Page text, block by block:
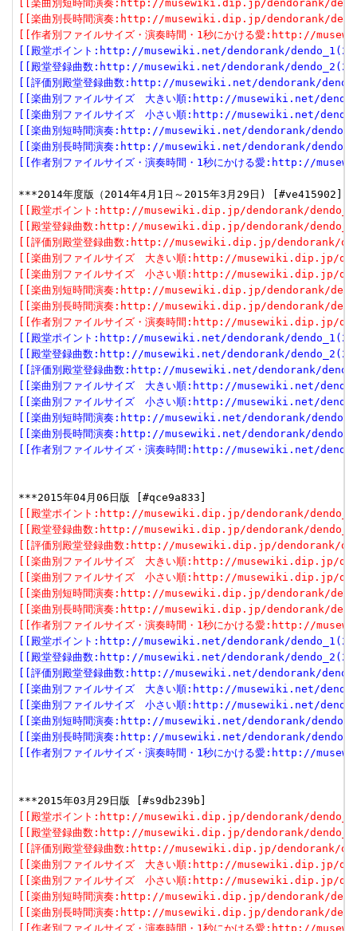
[[楽曲別短時間演奏:http://musewiki.dip.jp/dendorank/
[[楽曲別長時間演奏:http://musewiki.dip.jp/dendorank/
[[作者別ファイルサイズ・演奏時間・1秒にかける愛:http://
[[殿堂ポイント:http://musewiki.net/dendorank/
[[殿堂登録曲数:http://musewiki.net/dendorank/
[[評価別殿堂登録曲数:http://musewiki.net/dendorank/
[[楽曲別ファイルサイズ　大きい順:http://musewiki.net/
[[楽曲別ファイルサイズ　小さい順:http://musewiki.net/
[[楽曲別短時間演奏:http://musewiki.net/dendorank/
[[楽曲別長時間演奏:http://musewiki.net/dendorank/
[[作者別ファイルサイズ・演奏時間・1秒にかける愛:http://
[[殿堂ポイント:http://musewiki.dip.jp/dendorank/
[[殿堂登録曲数:http://musewiki.dip.jp/dendorank/
[[評価別殿堂登録曲数:http://musewiki.dip.jp/dendorank/
[[楽曲別ファイルサイズ　大きい順:http://musewiki.dip.jp/
[[楽曲別ファイルサイズ　小さい順:http://musewiki.dip.jp/
[[楽曲別短時間演奏:http://musewiki.dip.jp/dendorank/
[[楽曲別長時間演奏:http://musewiki.dip.jp/dendorank/
[[作者別ファイルサイズ・演奏時間:http://musewiki.dip.jp/
[[殿堂ポイント:http://musewiki.net/dendorank/
[[殿堂登録曲数:http://musewiki.net/dendorank/
[[評価別殿堂登録曲数:http://musewiki.net/dendorank/
[[楽曲別ファイルサイズ　大きい順:http://musewiki.net/
[[楽曲別ファイルサイズ　小さい順:http://musewiki.net/
[[楽曲別短時間演奏:http://musewiki.net/dendorank/
[[楽曲別長時間演奏:http://musewiki.net/dendorank/
[[作者別ファイルサイズ・演奏時間:http://musewiki.net/
[[殿堂ポイント:http://musewiki.dip.jp/dendorank/
[[殿堂登録曲数:http://musewiki.dip.jp/dendorank/
[[評価別殿堂登録曲数:http://musewiki.dip.jp/dendorank/
[[楽曲別ファイルサイズ　大きい順:http://musewiki.dip.jp/
[[楽曲別ファイルサイズ　小さい順:http://musewiki.dip.jp/
[[楽曲別短時間演奏:http://musewiki.dip.jp/dendorank/
[[楽曲別長時間演奏:http://musewiki.dip.jp/dendorank/
[[作者別ファイルサイズ・演奏時間・1秒にかける愛:http://
[[殿堂ポイント:http://musewiki.net/dendorank/
[[殿堂登録曲数:http://musewiki.net/dendorank/
[[評価別殿堂登録曲数:http://musewiki.net/dendorank/
[[楽曲別ファイルサイズ　大きい順:http://musewiki.net/
[[楽曲別ファイルサイズ　小さい順:http://musewiki.net/
[[楽曲別短時間演奏:http://musewiki.net/dendorank/
[[楽曲別長時間演奏:http://musewiki.net/dendorank/
[[作者別ファイルサイズ・演奏時間・1秒にかける愛:http://
[[殿堂ポイント:http://musewiki.dip.jp/dendorank/
[[殿堂登録曲数:http://musewiki.dip.jp/dendorank/
[[評価別殿堂登録曲数:http://musewiki.dip.jp/dendorank/
[[楽曲別ファイルサイズ　大きい順:http://musewiki.dip.jp/
[[楽曲別ファイルサイズ　小さい順:http://musewiki.dip.jp/
[[楽曲別短時間演奏:http://musewiki.dip.jp/dendorank/
[[楽曲別長時間演奏:http://musewiki.dip.jp/dendorank/
[[作者別ファイルサイズ・演奏時間・1秒にかける愛:http://